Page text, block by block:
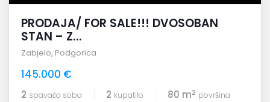
PRODAJA/ FOR SALE!!! DVOSOBAN
STAN – Z...
Zabjelo, Podgorica
145.000 €
2 spavaća soba 2 kupatilo 80 m2 površina